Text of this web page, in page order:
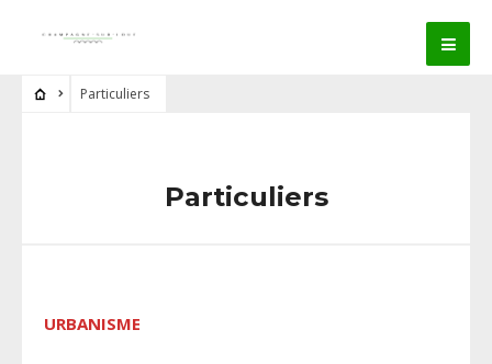
Particuliers
Particuliers
URBANISME